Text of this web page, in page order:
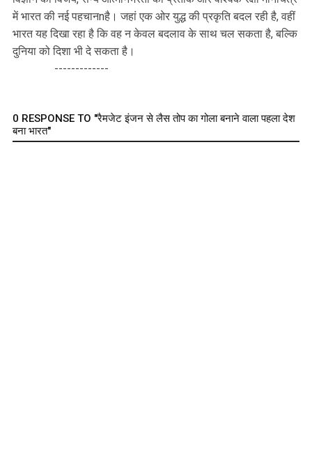
में भारत की नई पहचानnहै। जहां एक ओर युद्ध की प्रकृति बदल रही है, वहीं
भारत यह दिखा रहा है कि वह न केवल बदलाव के साथ चल सकता है, बल्कि
दुनिया को दिशा भी दे सकता है।
-------------
0 RESPONSE TO "रैमजेट इंजन से लैस तोप का गोला बनाने वाला पहला देश
बना भारत"